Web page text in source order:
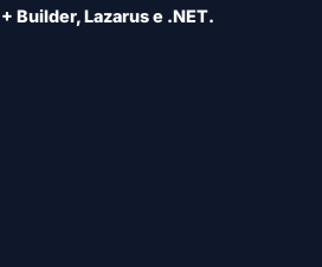
Builder, Lazarus e .NET.